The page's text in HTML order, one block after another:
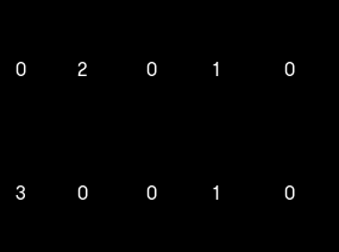
0 2 0 1 0
3 0 0 1 0